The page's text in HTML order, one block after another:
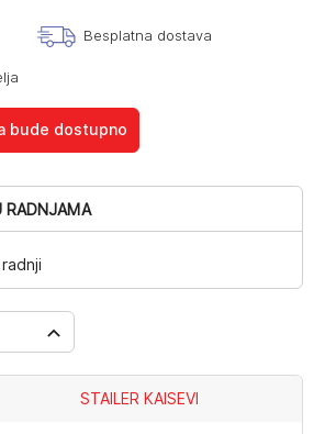
Besplatna dostava
bude dostupno
RADNJAMA
STAILER KAISEVI